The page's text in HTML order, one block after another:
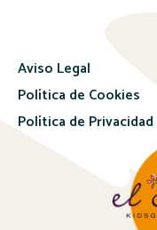
Aviso Legal
Política de Cookies
Política de Privacidad